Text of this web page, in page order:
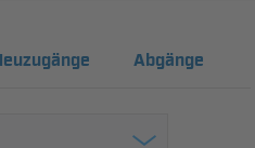
Abgänge